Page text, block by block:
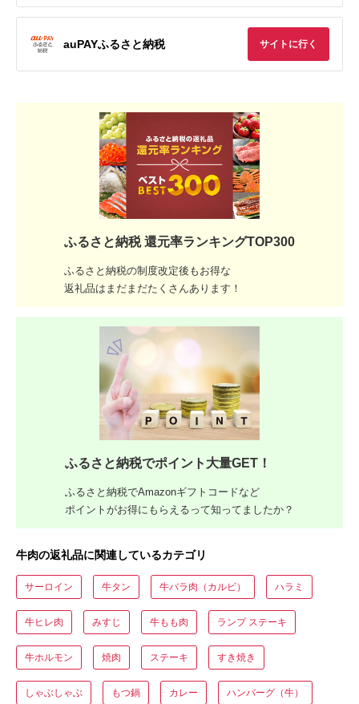
auPAYふるさと納税 サイトに行く
ふるさと納税 還元率ランキングTOP300
ふるさと納税の制度改定後もお得な
返礼品はまだまだたくさんあります！
ふるさと納税でポイント大量GET！
ふるさと納税でAmazonギフトコードなど
ポイントがお得にもらえるって知ってましたか？
牛肉の返礼品に関連しているカテゴリ
サーロイン 牛タン 牛バラ肉（カルビ） ハラミ
牛ヒレ肉 みすじ 牛もも肉 ランプ ステーキ
牛ホルモン 焼肉 ステーキ すき焼き
しゃぶしゃぶ もつ鍋 カレー ハンバーグ（牛）